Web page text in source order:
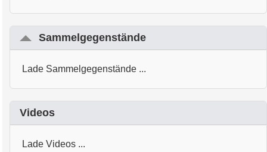
Sammelgegenstände
Lade Sammelgegenstände ...
Videos
Lade Videos ...